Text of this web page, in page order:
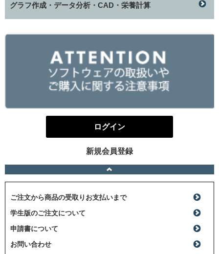
グラフ作成・データ分析・CAD・栄養計算
ログイン
新規会員登録
ご注文から商品の受取りお支払いまで
学生版のご注文について
申請書について
お問い合わせ